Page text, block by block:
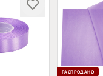
РАСПРОДАНО